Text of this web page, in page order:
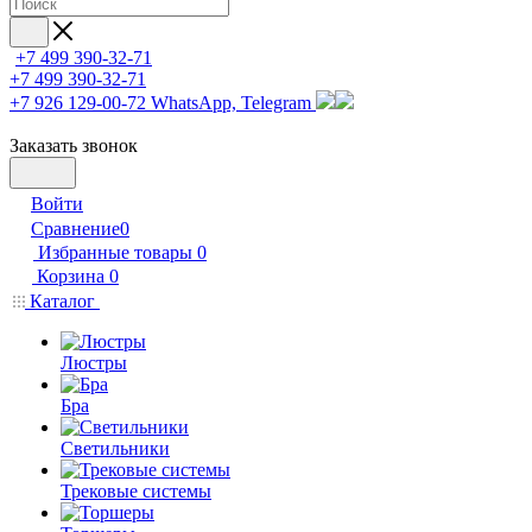
+7 499 390-32-71
+7 499 390-32-71
+7 926 129-00-72 WhatsApp, Telegram
Заказать звонок
Войти
Сравнение0
Избранные товары 0
Корзина 0
Каталог
Люстры
Бра
Светильники
Трековые системы